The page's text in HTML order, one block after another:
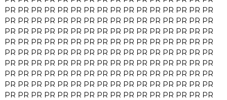
PR PR PR PR PR PR PR PR PR PR PR PR PR PR PR PR
PR PR PR PR PR PR PR PR PR PR PR PR PR PR PR PR
PR PR PR PR PR PR PR PR PR PR PR PR PR PR PR PR
PR PR PR PR PR PR PR PR PR PR PR PR PR PR PR PR
PR PR PR PR PR PR PR PR PR PR PR PR PR PR PR PR
PR PR PR PR PR PR PR PR PR PR PR PR PR PR PR PR
PR PR PR PR PR PR PR PR PR PR PR PR PR PR PR PR
PR PR PR PR PR PR PR PR PR PR PR PR PR PR PR PR
PR PR PR PR PR PR PR PR PR PR PR PR PR PR PR PR